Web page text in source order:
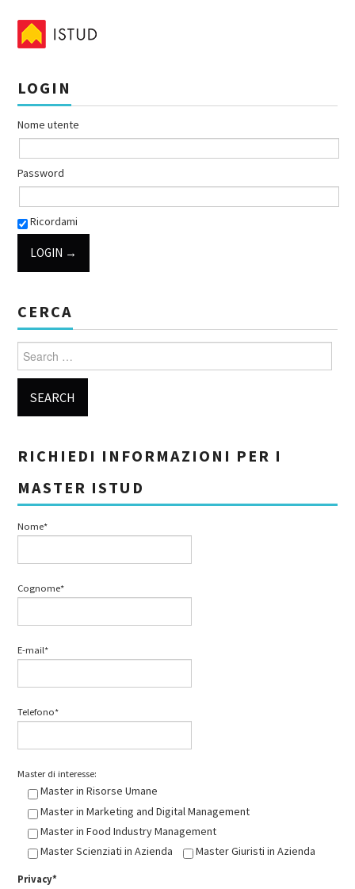
LOGIN
Nome utente
Password
Ricordami
CERCA
Search for:
RICHIEDI INFORMAZIONI PER I
MASTER ISTUD
Nome*
Cognome*
E-mail*
Telefono*
Master di interesse:
Master in Risorse Umane
Master in Marketing and Digital Management
Master in Food Industry Management
Master Scienziati in Azienda
Master Giuristi in Azienda
Privacy*